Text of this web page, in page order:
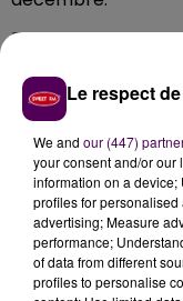
PAS
ET-LOIR
EnEure-et-Loir
circulerasur
Cher, pas de
de
familles
SMS"assure la
Le respect
We and our (447)
your consent and/or our
information on a
profiles for
advertising; Measure
performance;
of data from different
profiles to personalise